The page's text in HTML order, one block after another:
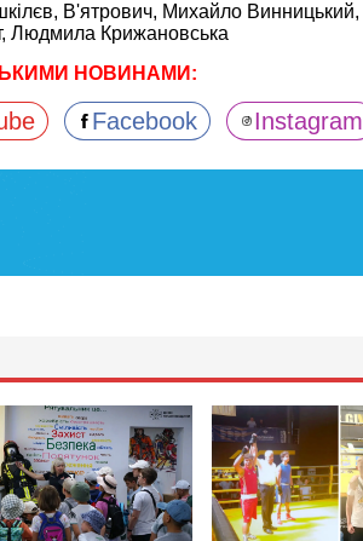
В'ятрович, Михайло Винницький,
Людмила Крижановська
НОВИНАМИ:
Facebook Instagram